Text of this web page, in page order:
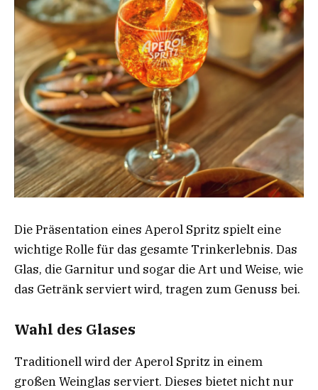
Die Präsentation eines Aperol Spritz spielt eine
wichtige Rolle für das gesamte Trinkerlebnis. Das
Glas, die Garnitur und sogar die Art und Weise, wie
das Getränk serviert wird, tragen zum Genuss bei.
Wahl des Glases
Traditionell wird der Aperol Spritz in einem
großen Weinglas serviert. Dieses bietet nicht nur